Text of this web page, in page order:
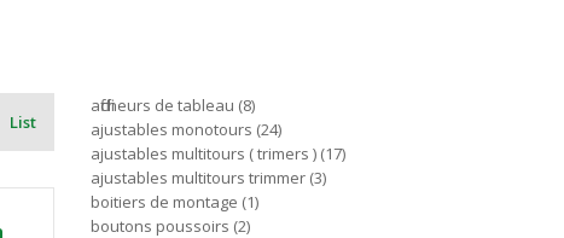
List
afficheurs de tableau 8
ajustables monotours 24
ajustables multitours ( trimers ) 17
ajustables multitours trimmer 3
boitiers de montage 1
boutons poussoirs 2